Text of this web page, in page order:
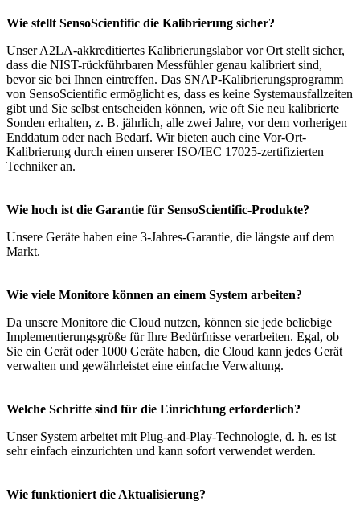
Wie stellt SensoScientific die Kalibrierung sicher?
Unser A2LA-akkreditiertes Kalibrierungslabor vor Ort stellt sicher,
dass die NIST-rückführbaren Messfühler genau kalibriert sind,
bevor sie bei Ihnen eintreffen. Das SNAP-Kalibrierungsprogramm
von SensoScientific ermöglicht es, dass es keine Systemausfallzeiten
gibt und Sie selbst entscheiden können, wie oft Sie neu kalibrierte
Sonden erhalten, z. B. jährlich, alle zwei Jahre, vor dem vorherigen
Enddatum oder nach Bedarf. Wir bieten auch eine Vor-Ort-
Kalibrierung durch einen unserer ISO/IEC 17025-zertifizierten
Techniker an.
Wie hoch ist die Garantie für SensoScientific-Produkte?
Unsere Geräte haben eine 3-Jahres-Garantie, die längste auf dem
Markt.
Wie viele Monitore können an einem System arbeiten?
Da unsere Monitore die Cloud nutzen, können sie jede beliebige
Implementierungsgröße für Ihre Bedürfnisse verarbeiten. Egal, ob
Sie ein Gerät oder 1000 Geräte haben, die Cloud kann jedes Gerät
verwalten und gewährleistet eine einfache Verwaltung.
Welche Schritte sind für die Einrichtung erforderlich?
Unser System arbeitet mit Plug-and-Play-Technologie, d. h. es ist
sehr einfach einzurichten und kann sofort verwendet werden.
Wie funktioniert die Aktualisierung?